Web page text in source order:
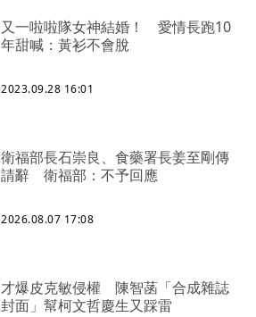
又一啦啦隊女神結婚！ 愛情長跑10
年甜喊：黃衫不會脫
2023.09.28 16:01
衛福部長石崇良、食藥署長姜至剛傳
請辭 衛福部：不予回應
2026.08.07 17:08
才爆皮克敏侵權 陳智菡「合成雜誌
封面」幫柯文哲慶生又踩雷